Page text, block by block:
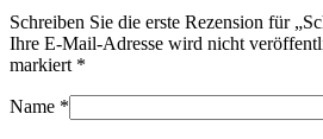
Schreiben Sie die erste Rezension für
Ihre E-Mail-Adresse wird nicht
markiert *
Name *